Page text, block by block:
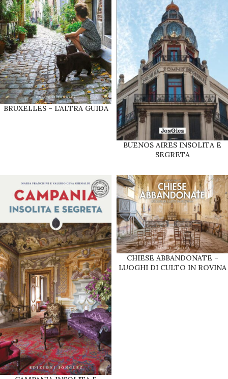
BRUXELLES – L’ALTRA GUIDA
BUENOS AIRES INSOLITA E
SEGRETA
CHIESE ABBANDONATE –
LUOGHI DI CULTO IN ROVINA